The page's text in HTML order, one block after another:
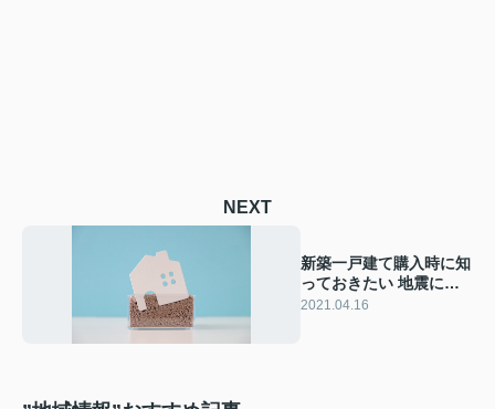
NEXT
新築一戸建て購入時に知
っておきたい 地震に弱
い家の見分け方
2021.04.16